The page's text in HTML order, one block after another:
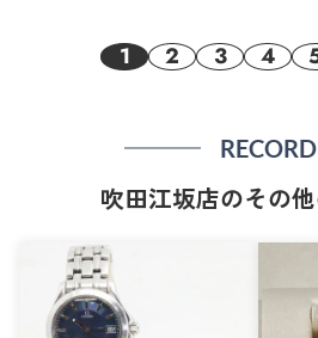
1 2 3 4
RECORD
吹田江坂店のその